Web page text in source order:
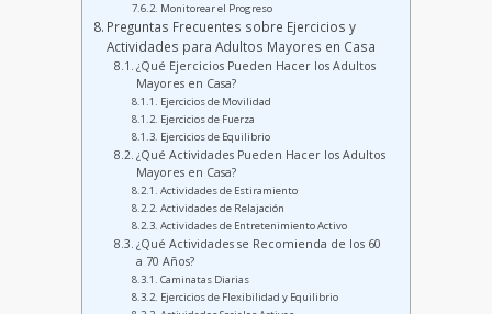
Monitorear el Progreso
Preguntas Frecuentes sobre Ejercicios y
Actividades para Adultos Mayores en Casa
¿Qué Ejercicios Pueden Hacer los Adultos
Mayores en Casa?
Ejercicios de Movilidad
Ejercicios de Fuerza
Ejercicios de Equilibrio
¿Qué Actividades Pueden Hacer los Adultos
Mayores en Casa?
Actividades de Estiramiento
Actividades de Relajación
Actividades de Entretenimiento Activo
¿Qué Actividades se Recomienda de los 60
a 70 Años?
Caminatas Diarias
Ejercicios de Flexibilidad y Equilibrio